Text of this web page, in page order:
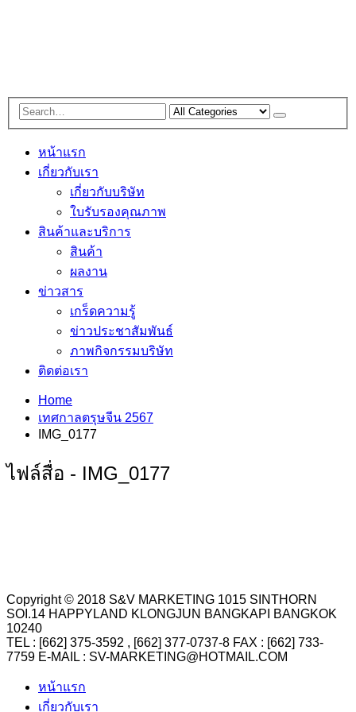
หน้าแรก
เกี่ยวกับเรา
เกี่ยวกับบริษัท
ใบรับรองคุณภาพ
สินค้าและบริการ
สินค้า
ผลงาน
ข่าวสาร
เกร็ดความรู้
ข่าวประชาสัมพันธ์
ภาพกิจกรรมบริษัท
ติดต่อเรา
Home
เทศกาลตรุษจีน 2567
IMG_0177
ไฟล์สื่อ - IMG_0177
Copyright © 2018 S&V MARKETING 1015 SINTHORN
SOI.14 HAPPYLAND KLONGJUN BANGKAPI BANGKOK
10240
TEL : [662] 375-3592 , [662] 377-0737-8 FAX : [662] 733-
7759 E-MAIL : SV-MARKETING@HOTMAIL.COM
หน้าแรก
เกี่ยวกับเรา